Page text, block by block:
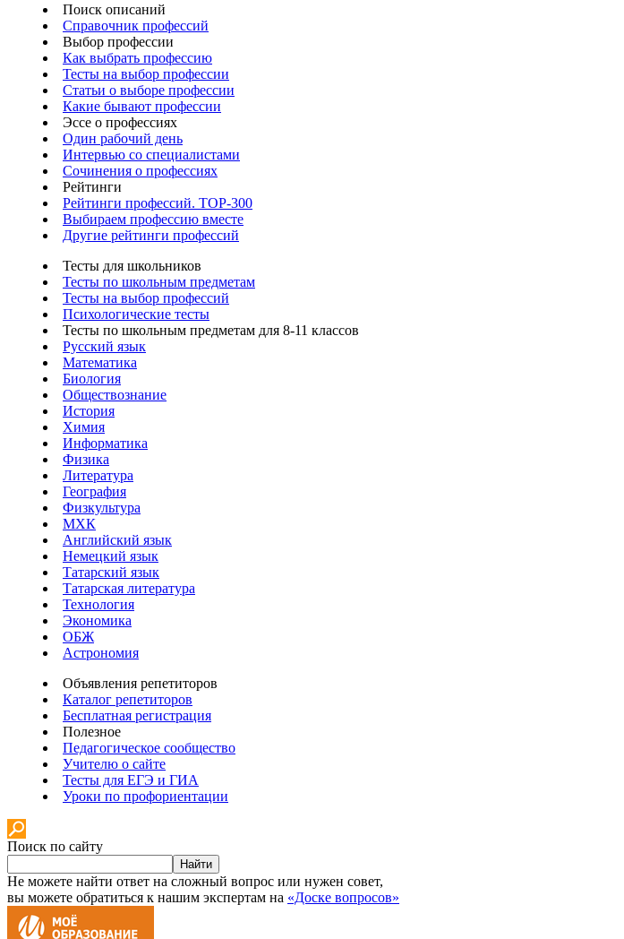
Поиск описаний
Справочник профессий
Выбор профессии
Как выбрать профессию
Тесты на выбор профессии
Статьи о выборе профессии
Какие бывают профессии
Эссе о профессиях
Один рабочий день
Интервью со специалистами
Сочинения о профессиях
Рейтинги
Рейтинги профессий. TOP-300
Выбираем профессию вместе
Другие рейтинги профессий
Тесты для школьников
Тесты по школьным предметам
Тесты на выбор профессий
Психологические тесты
Тесты по школьным предметам для 8-11 классов
Русский язык
Математика
Биология
Обществознание
История
Химия
Информатика
Физика
Литература
География
Физкультура
МХК
Английский язык
Немецкий язык
Татарский язык
Татарская литература
Технология
Экономика
ОБЖ
Астрономия
Объявления репетиторов
Каталог репетиторов
Бесплатная регистрация
Полезное
Педагогическое сообщество
Учителю о сайте
Тесты для ЕГЭ и ГИА
Уроки по профориентации
Поиск по сайту
Найти
Не можете найти ответ на сложный вопрос или нужен совет,
вы можете обратиться к нашим экспертам на «Доске вопросов»